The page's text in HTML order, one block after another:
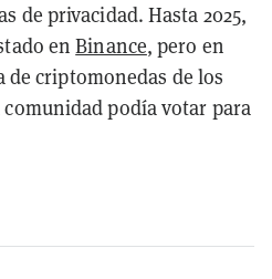
de privacidad. Hasta 2025,
enBinance, pero en
de criptomonedas de los
comunidad podía votar para